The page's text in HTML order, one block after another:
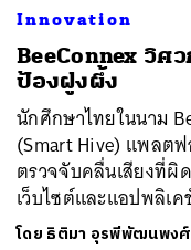
Innovation
BeeConnex วิศ
ป้องฝูงผึ้ง
นักศึกษาไทยในนาม
(Smart Hive) แพลต
ตรวจจับคลื่นเสียงที่ผิ
เว็บไซต์และแอปพลิเ
โดย ธิติมา อุรพีพัฒนพงศ์